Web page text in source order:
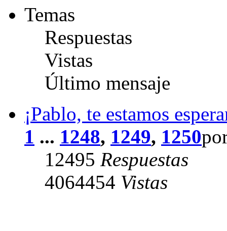
Temas
Respuestas
Vistas
Último mensaje
¡Pablo, te estamos
1 ... 1248, 1249, 1250
12495 Respuestas
4064454 Vistas